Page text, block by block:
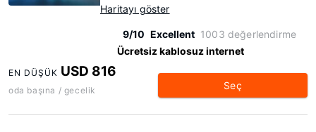
Haritayı göster
9/10 Excellent 1003 değerlendirme
Ücretsiz kablosuz internet
EN DÜŞÜK USD 816
oda başına / gecelik Seç